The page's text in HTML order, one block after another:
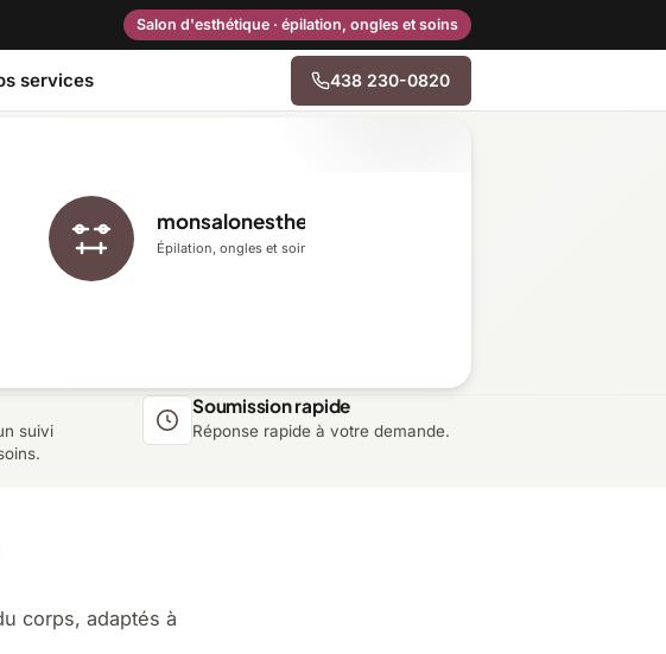
Salon d'esthétique · épilation, ongles et soins
Nationale Centre-du-Québec
Mauricie
services 438 230-0820
monsalonesthetique.ca
Épilation, ongles et soins du visage
suivi
Soumission rapide
Réponse rapide à votre demande.
corps, adaptés à